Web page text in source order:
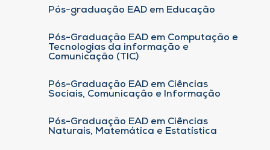
Pós-graduação EAD em Educação
Pós-Graduação EAD em Computação e
Tecnologias da informação e
Comunicação (TIC)
Pós-Graduação EAD em Ciências
Sociais, Comunicação e Informação
Pós-Graduação EAD em Ciências
Naturais, Matemática e Estatística